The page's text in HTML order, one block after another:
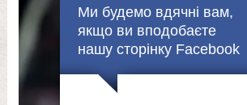
Ми будемо вдячні вам,
якщо ви вподобаєте
нашу сторінку Facebook